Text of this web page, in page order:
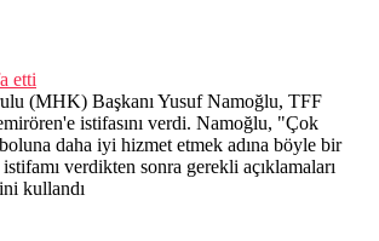
etti
(MHK) Başkanı Yusuf Namoğlu, TFF
istifasını verdi. Namoğlu, "Çok
daha iyi hizmet etmek adına böyle bir
verdikten sonra gerekli açıklamaları
kullandı